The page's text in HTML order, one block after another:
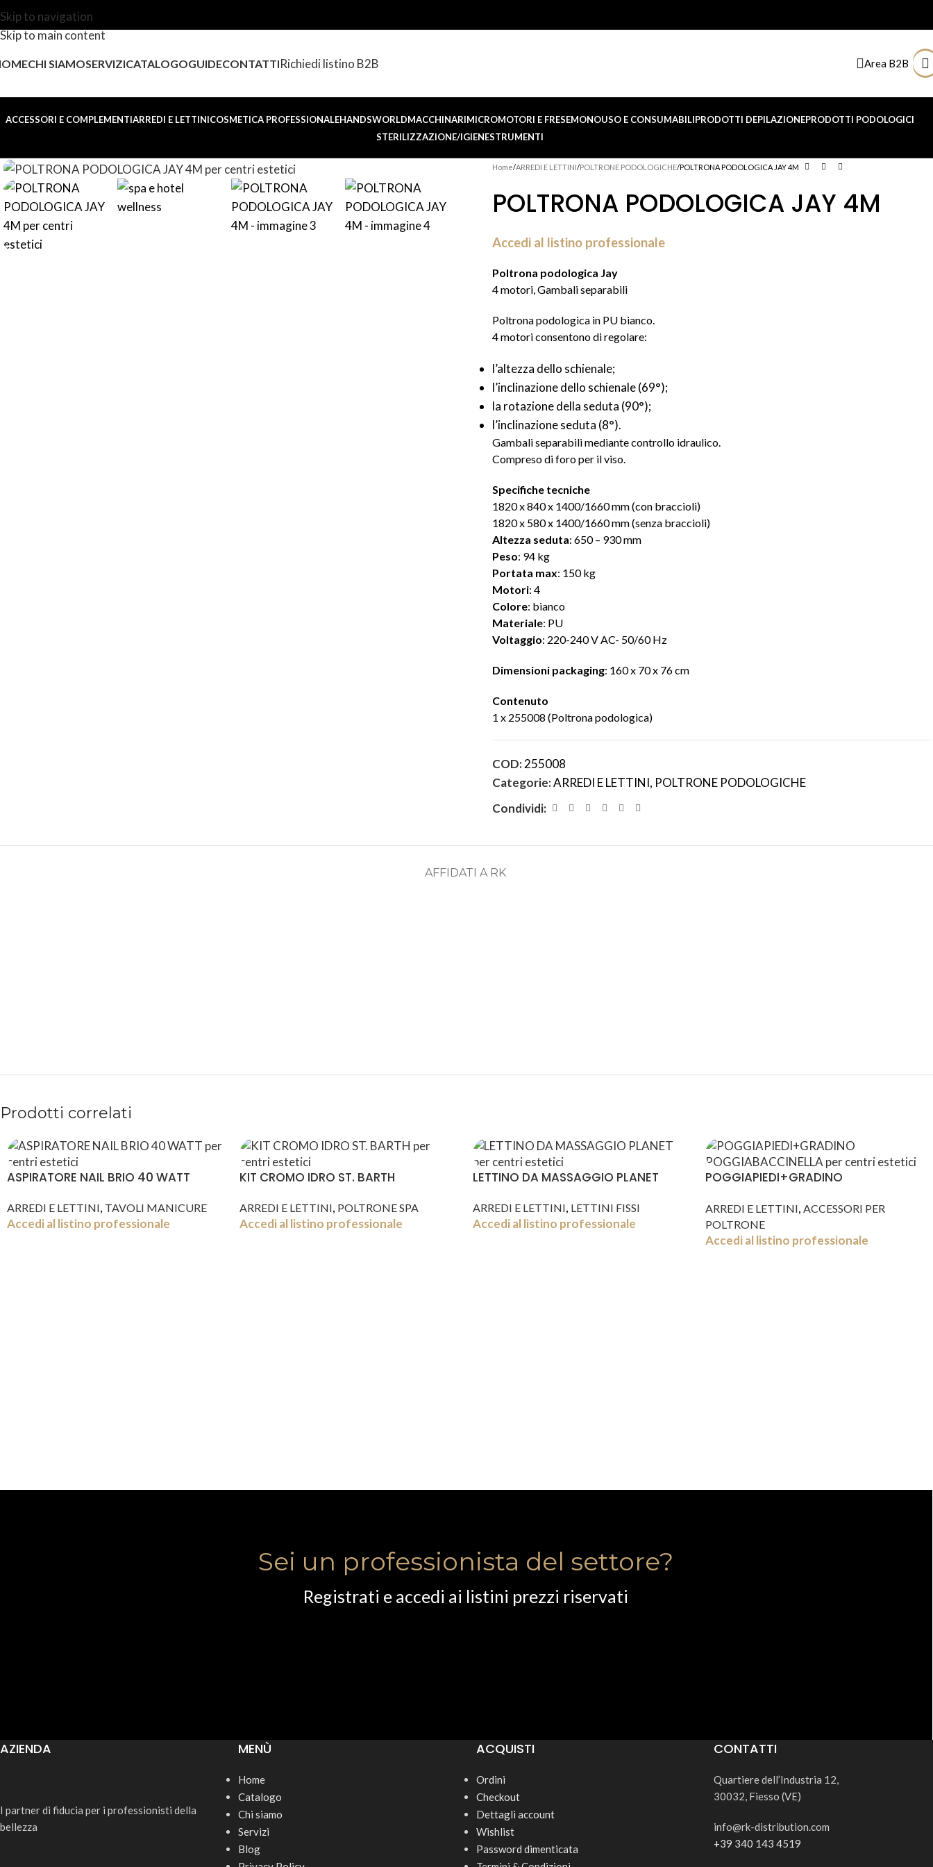
Skip to navigation
Skip to main content
CHI SIAMOSERVIZICATALOGOGUIDECONTATTIRichiedi listino B2B Area B2B
ACCESSORI E COMPLEMENTIARREDI E LETTINICOSMETICA PROFESSIONALEHANDSWORLDMACCHINARIMICROMOTORI E FRESEMONOUSO E CONSUMABILIPRODOTTI DEPILAZIONEPRODOTTI PODOLOGICI
STERILIZZAZIONE/IGIENESTRUMENTI
Home ARREDI E LETTINI POLTRONE PODOLOGICHE POLTRONA PODOLOGICA JAY 4M
POLTRONA PODOLOGICA JAY 4M
Accedi al listino professionale
Poltrona podologica Jay
4 motori, Gambali separabili
Poltrona podologica in PU bianco.
4 motori consentono di regolare:
l’altezza dello schienale;
l’inclinazione dello schienale (69°);
la rotazione della seduta (90°);
l’inclinazione seduta (8°).
Gambali separabili mediante controllo idraulico.
Compreso di foro per il viso.
Specifiche tecniche
1820 x 840 x 1400/1660 mm (con braccioli)
1820 x 580 x 1400/1660 mm (senza braccioli)
Altezza seduta: 650 – 930 mm
Peso: 94 kg
Portata max: 150 kg
Motori: 4
Colore: bianco
Materiale: PU
Voltaggio: 220-240 V AC- 50/60 Hz
Dimensioni packaging: 160 x 70 x 76 cm
Contenuto
1 x 255008 (Poltrona podologica)
COD:255008
Categorie:ARREDI E LETTINI, POLTRONE PODOLOGICHE
Condividi:
AFFIDATI A RK
Prodotti correlati
ASPIRATORE NAIL BRIO 40 WATT
ARREDI E LETTINI, TAVOLI MANICURE
Accedi al listino professionale
KIT CROMO IDRO ST. BARTH
ARREDI E LETTINI, POLTRONE SPA
Accedi al listino professionale
LETTINO DA MASSAGGIO PLANET
ARREDI E LETTINI, LETTINI FISSI
Accedi al listino professionale
POGGIAPIEDI+GRADINO
ARREDI E LETTINI, ACCESSORI PER
POLTRONE
Accedi al listino professionale
Sei un professionista del settore?
Registrati e accedi ai listini prezzi riservati
AZIENDA
I partner di fiducia per i professionisti della
bellezza
MENÙ
Home
Catalogo
Chi siamo
Servizi
Blog
ACQUISTI
Ordini
Checkout
Dettagli account
Wishlist
Password dimenticata
CONTATTI
Quartiere dell’Industria 12,
30032, Fiesso (VE)
info@rk-distribution.com
+39 340 143 4519